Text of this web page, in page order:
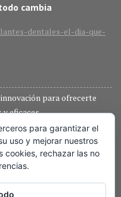
cambia
dentales-el-dia-que-
para ofrecerte
eficaces.
para ofrecerte
y eficaces.
para garantizar el
uso y mejorar nuestros
cookies, rechazar las no